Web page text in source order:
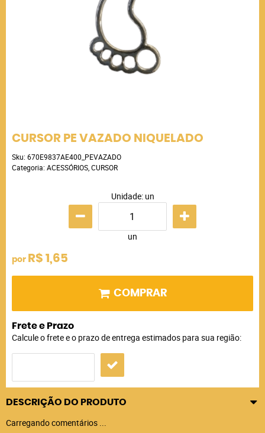
CURSOR PE VAZADO NIQUELADO
Sku: 670E9837AE400_PEVAZADO
Categoria: ACESSÓRIOS CURSOR
Unidade: un
un
por R$ 1,65
COMPRAR
Frete e Prazo
Calcule o frete e o prazo de entrega estimados para sua região:
DESCRIÇÃO DO PRODUTO
Carregando comentários ...